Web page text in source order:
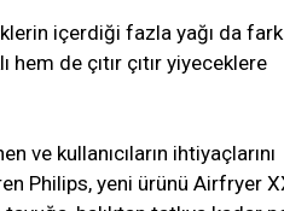
içerdiği fazla yağı da
de çıtır çıtır yiyeceklere
ve kullanıcıların ihtiyaçlarını
Philips, yeni ürünü Airfryer